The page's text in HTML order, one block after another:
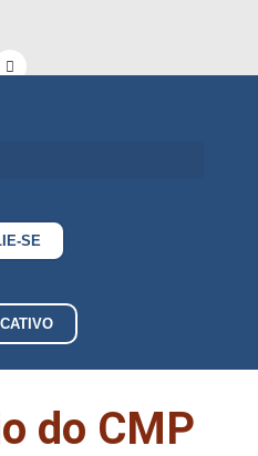
SE
do CMP